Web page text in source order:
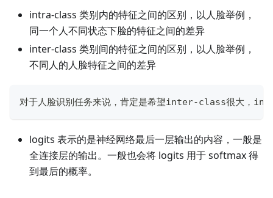
intra-class 类别内的特征之间的区别，以人脸举例，
同一个人不同状态下脸的特征之间的差异
inter-class 类别间的特征之间的区别，以人脸举例，
不同人的人脸特征之间的差异
对于人脸识别任务来说，肯定是希望inter-class很大，
logits 表示的是神经网络最后一层输出的内容，一般是
全连接层的输出。一般也会将 logits 用于 softmax 得
到最后的概率。